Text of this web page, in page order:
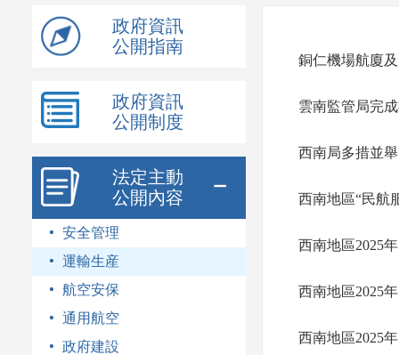
政府資訊
公開指南
政府資訊
公開制度
法定主動
公開內容
安全管理
運輸生産
航空安保
通用航空
政府建設
銅仁機場航廈
雲南監管局完
西南局多措並
西南地區“民航
西南地區2025
西南地區2025
西南地區2025